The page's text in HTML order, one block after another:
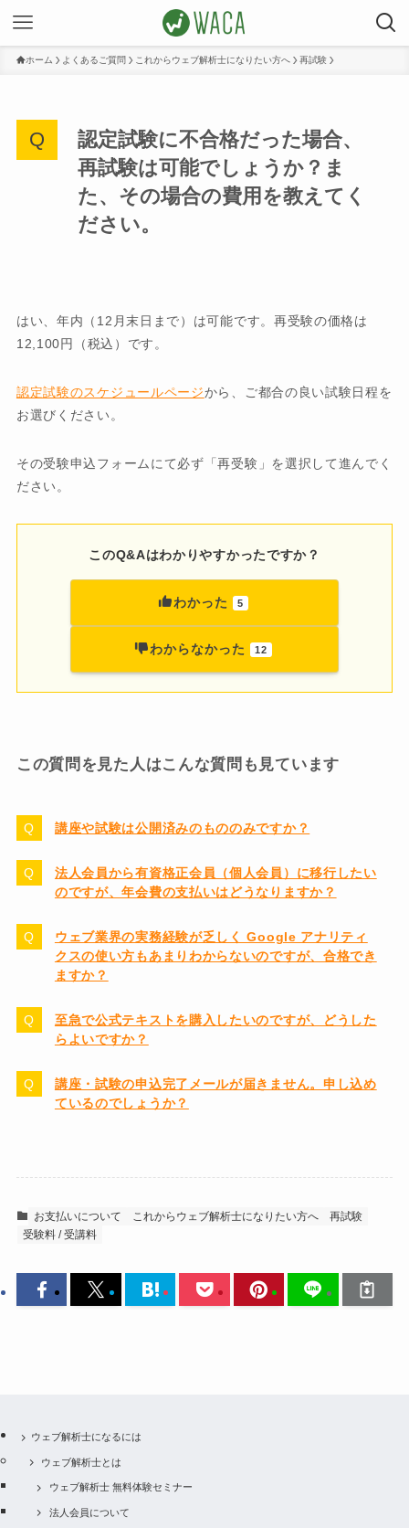
ホーム よくあるご質問 これからウェブ解析士になりたい方へ 再試験
認定試験に不合格だった場合、
再試験は可能でしょうか？ま
た、その場合の費用を教えてく
ださい。
はい、年内（12月末日まで）は可能です。再受験の価格は
12,100円（税込）です。
認定試験のスケジュールページから、ご都合の良い試験日程を
お選びください。
その受験申込フォームにて必ず「再受験」を選択して進んでく
ださい。
このQ&Aはわかりやすかったですか？
わかった 5
わからなかった 12
この質問を見た人はこんな質問も見ています
講座や試験は公開済みのもののみですか？
法人会員から有資格正会員（個人会員）に移行したい
のですが、年会費の支払いはどうなりますか？
ウェブ業界の実務経験が乏しく Google アナリティ
クスの使い方もあまりわからないのですが、合格でき
ますか？
至急で公式テキストを購入したいのですが、どうした
らよいですか？
講座・試験の申込完了メールが届きません。申し込め
ているのでしょうか？
お支払いについて これからウェブ解析士になりたい方へ
再試験
受験料 / 受講料
ウェブ解析士になるには
ウェブ解析士とは
ウェブ解析士 無料体験セミナー
法人会員について